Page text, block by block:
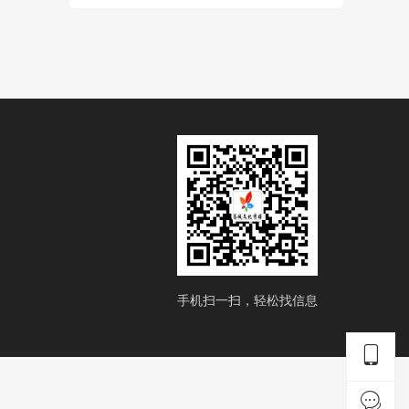
手机扫一扫，轻松找信息